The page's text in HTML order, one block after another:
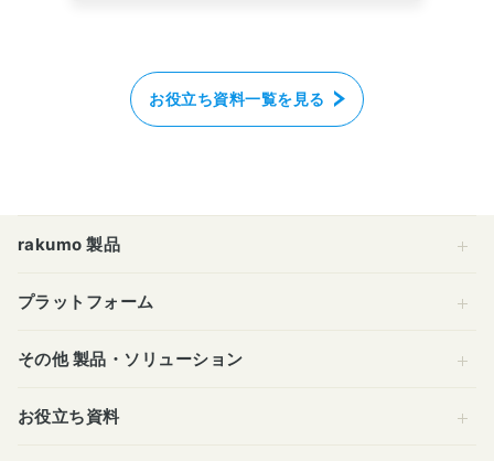
お役立ち資料一覧を見る
rakumo 製品
プラットフォーム
その他 製品・ソリューション
お役立ち資料